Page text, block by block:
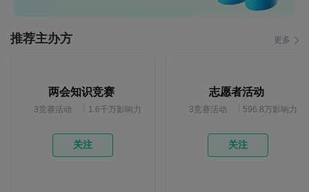
推荐主办方 更多
两会知识竞赛
3竞赛活动 1.6千万影响力
关注
志愿者活动
3竞赛活动 596.8万影响力
关注